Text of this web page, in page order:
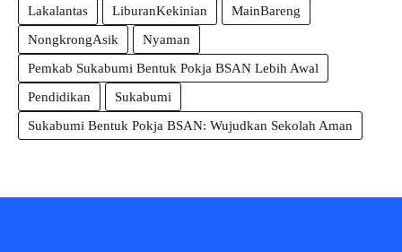
Lakalantas
LiburanKekinian
MainBareng
NongkrongAsik
Nyaman
Pemkab Sukabumi Bentuk Pokja BSAN Lebih Awal
Pendidikan
Sukabumi
Sukabumi Bentuk Pokja BSAN: Wujudkan Sekolah Aman